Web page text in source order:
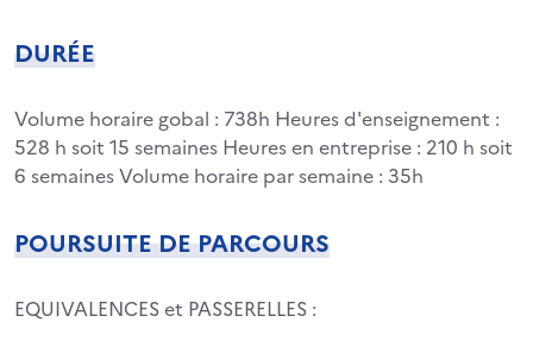
DURÉE
Volume horaire gobal : 738h Heures d'enseignement :
528 h soit 15 semaines Heures en entreprise : 210 h soit
6 semaines Volume horaire par semaine : 35h
POURSUITE DE PARCOURS
EQUIVALENCES et PASSERELLES :